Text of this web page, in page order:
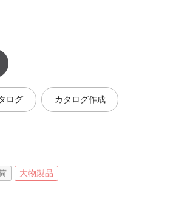
ログ カタログ作成
大物製品